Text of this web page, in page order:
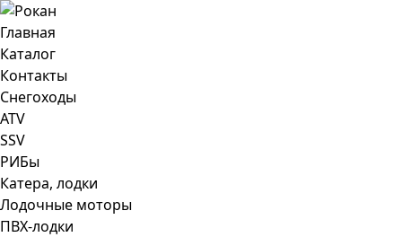
Главная
Каталог
Контакты
Снегоходы
ATV
SSV
РИБы
Катера, лодки
Лодочные моторы
ПВХ-лодки